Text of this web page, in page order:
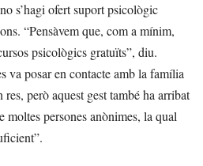
s’hagi ofert suport psicològic
“Pensàvem que, com a mínim,
psicològics gratuïts”, diu.
va posar en contacte amb la família
però aquest gest també ha arribat
moltes persones anònimes, la qual